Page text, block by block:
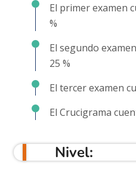
El primer examen
%
El segundo
25 %
El tercer examen
El Crucigrama
Nivel: